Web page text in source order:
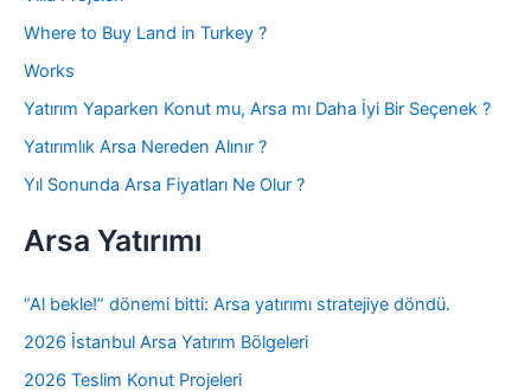
Where to Buy Land in Turkey ?
Works
Yatırım Yaparken Konut mu, Arsa mı Daha İyi Bir Seçenek ?
Yatırımlık Arsa Nereden Alınır ?
Yıl Sonunda Arsa Fiyatları Ne Olur ?
Arsa Yatırımı
“Al bekle!” dönemi bitti: Arsa yatırımı stratejiye döndü.
2026 İstanbul Arsa Yatırım Bölgeleri
2026 Teslim Konut Projeleri